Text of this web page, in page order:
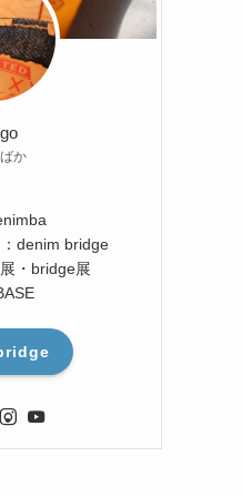
か
：denim bridge
・bridge展